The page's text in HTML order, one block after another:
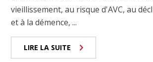
vieillissement, au risque d'AVC, au
et à la démence, ...
LIRE LA SUITE